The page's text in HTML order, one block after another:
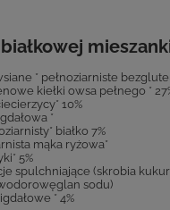
* pełnoziarniste
kiełki owsa pełnego *
10%
*
białko 7%
mąka ryżowa*
5%
spulchniające (skrobia
sodu)
* 4%